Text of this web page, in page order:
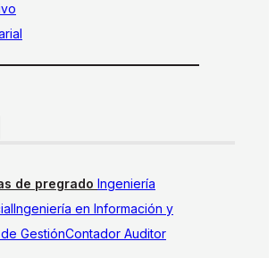
de pregrado Ingeniería
Ingeniería en Información y
GestiónContador Auditor